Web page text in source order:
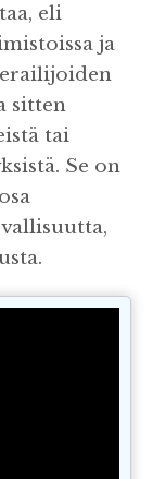
eli
ja
sitten
tai
Se on